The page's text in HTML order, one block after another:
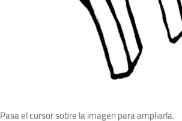
Pasa el cursor sobre la imagen para ampliarla.